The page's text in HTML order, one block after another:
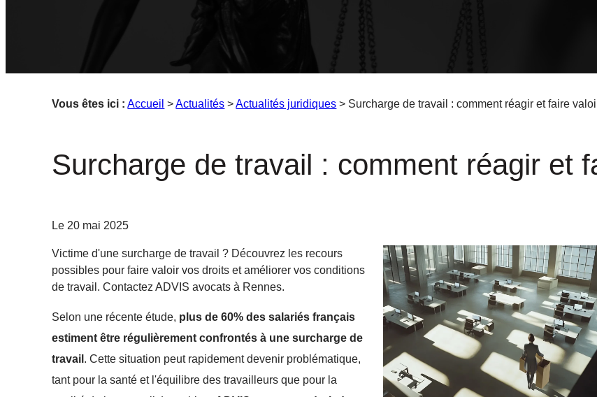
Vous êtes ici : Accueil >Actualités >Actualités juridiques > Surcharge de travail : comment réagir et faire
Surcharge de travail : comment réagir et
Le 20 mai 2025
Victime d'une surcharge de travail ? Découvrez les recours
possibles pour faire valoir vos droits et améliorer vos conditions
de travail. Contactez ADVIS avocats à Rennes.
Selon une récente étude, plus de 60% des salariés français
estiment être régulièrement confrontés à une surcharge de
travail . Cette situation peut rapidement devenir problématique,
tant pour la santé et l'équilibre des travailleurs que pour la